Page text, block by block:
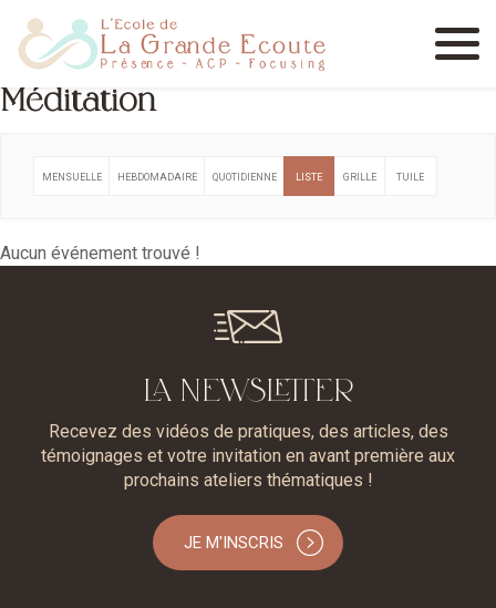
Menu
Méditation
MENSUELLE HEBDOMADAIRE QUOTIDIENNE LISTE GRILLE TUILE
Aucun événement trouvé !
LA NEWSLETTER
Recevez des vidéos de pratiques, des articles, des
témoignages et votre invitation en avant première aux
prochains ateliers thématiques !
JE M'INSCRIS